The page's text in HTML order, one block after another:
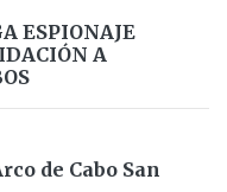
ESPIONAJE
A
de Cabo San